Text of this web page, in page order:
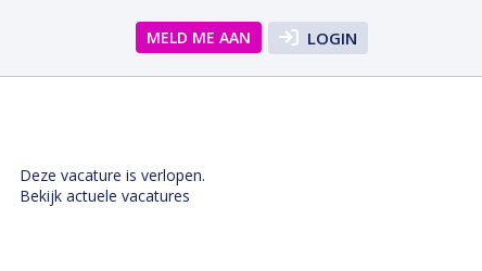
LOGIN
MELD ME AAN
Deze vacature is verlopen.
Bekijk actuele vacatures